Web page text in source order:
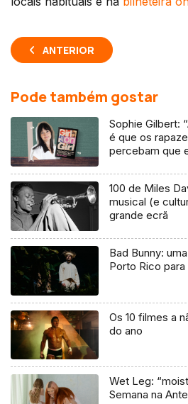
ANTERIOR
Pode também gostar
Sophie Gilbert:
é que os
percebam que
100 de Miles
musical (e
grande ecrã
Bad Bunny:
Porto Rico
Os 10 filmes a
do ano
Wet Leg:
Semana na